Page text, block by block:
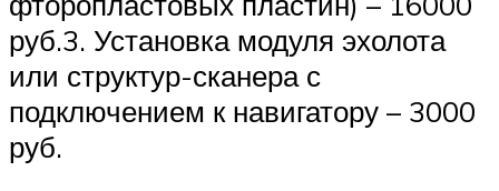
руб.3. Установка модуля эхолота
или структур-сканера с
подключением к навигатору – 3000
руб.